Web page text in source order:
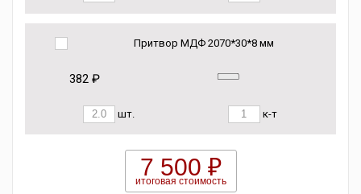
Притвор МДФ 2070*30*8 мм
382 ₽
шт. к-т
7 500 ₽
итоговая стоимость